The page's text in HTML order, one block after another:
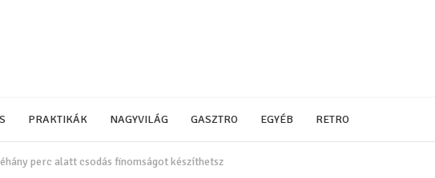
PRAKTIKÁK NAGYVILÁG GASZTRO EGYÉB RETRO
perc alatt csodás finomságot készíthetsz